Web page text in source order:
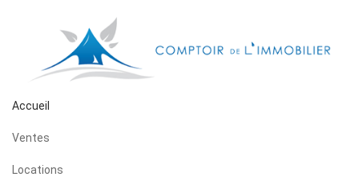
Accueil
Ventes
Locations